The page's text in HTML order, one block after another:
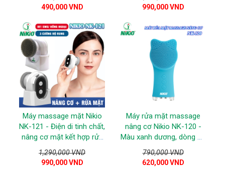
giúp trẻ hóa da
490,000 VND
990,000 VND
Máy massage mặt Nikio
NK-121 - Điện di tinh chất,
nâng cơ mặt kết hợp rửa
mặt
1,290,000 VND
990,000 VND
Máy rửa mặt massage
nâng cơ Nikio NK-120 -
Màu xanh dương, dòng đa
năng
790,000 VND
620,000 VND